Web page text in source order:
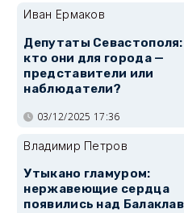
Иван Ермаков
Депутаты Севастополя:
кто они для города —
представители или
наблюдатели?
03/12/2025 17:36
Владимир Петров
Утыкано гламуром:
нержавеющие сердца
появились над